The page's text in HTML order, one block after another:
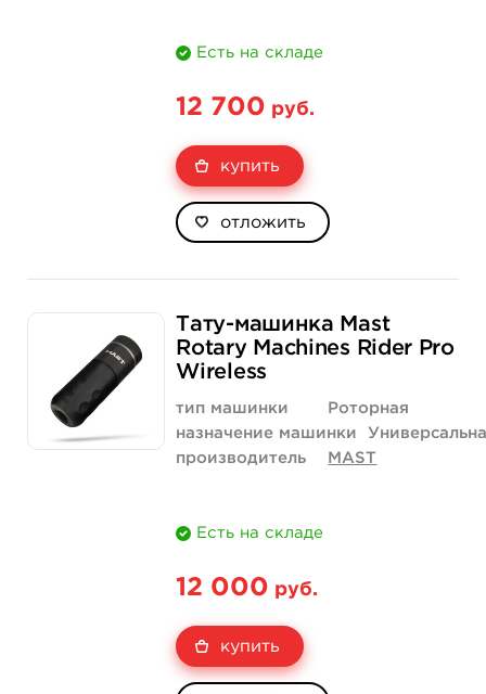
Есть на складе
12 700 руб.
купить
отложить
Тату-машинка Mast
Rotary Machines Rider Pro
Wireless
тип машинки
Роторная
назначение машинки
производитель
MAST
Есть на складе
12 000 руб.
купить